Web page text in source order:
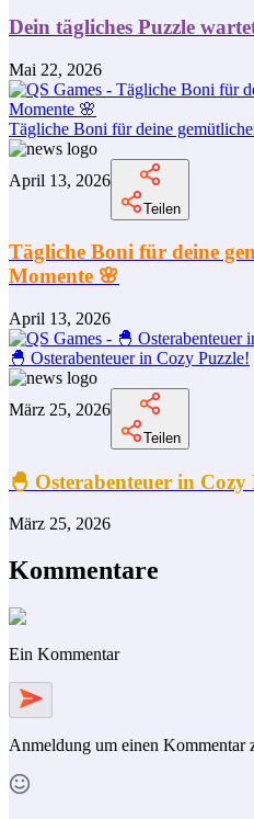
Dein tägliches Puzzle
Mai 22, 2026
Tägliche Boni für deine
April 13, 2026
Teilen
Tägliche Boni für deine
Momente 🌸
April 13, 2026
🐣 Osterabenteuer in Cozy Puzzle!
März 25, 2026
Teilen
🐣 Osterabenteuer in Cozy
März 25, 2026
Kommentare
Ein Kommentar
Anmeldung um einen Kommentar